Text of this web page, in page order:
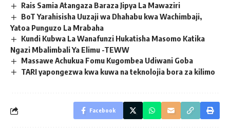
Rais Samia Atangaza Baraza Jipya La Mawaziri
BoT Yarahisisha Uuzaji wa Dhahabu kwa Wachimbaji,
Yatoa Punguzo La Mrabaha
Kundi Kubwa La Wanafunzi Hukatisha Masomo Katika
Ngazi Mbalimbali Ya Elimu -TEWW
Massawe Achukua Fomu Kugombea Udiwani Goba
TARI yapongezwa kwa kuwa na teknolojia bora za kilimo
Facebook